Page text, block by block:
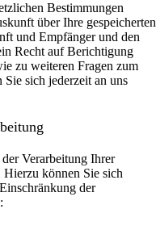
Bestimmungen
über Ihre gespeicherten
und Empfänger und den
Recht auf Berichtigung
zu weiteren Fragen zum
Sie sich jederzeit an uns
Verarbeitung Ihrer
Hierzu können Sie sich
der